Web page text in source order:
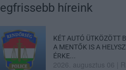
híreink
KÉT AUTÓ ÜTKÖZÖTT
A MENTŐK IS A
ÉRKE...
2026. augusztus 06